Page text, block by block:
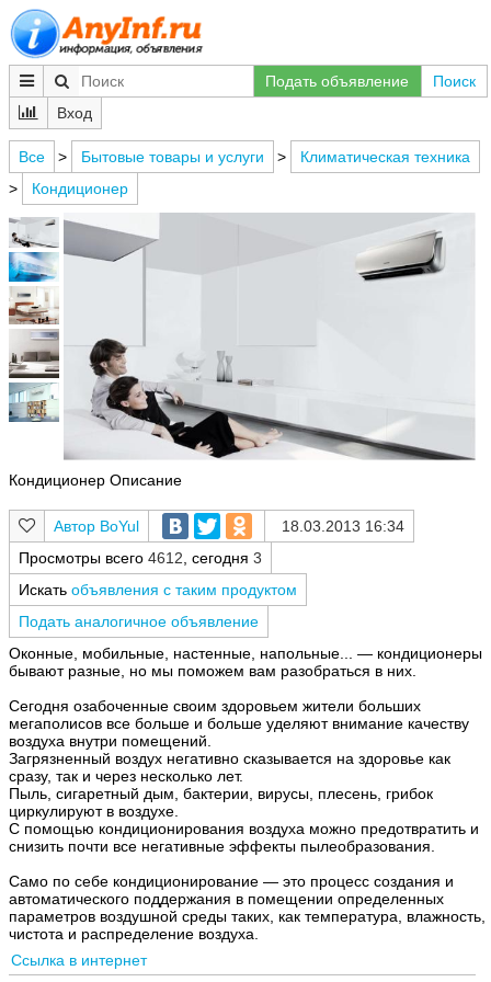
Подать объявление
Поиск
Вход
Все > Бытовые товары и услуги >
Климатическая техника
>
Кондиционер
Кондиционер Описание
BoYul
18.03.2013 16:34
Просмотры всего 4612 , сегодня 3
Искать объявления с таким продуктом
Подать аналогичное объявление
Оконные, мобильные, настенные, напольные... — кондиционеры
бывают разные, но мы поможем вам разобраться в них.
Сегодня озабоченные своим здоровьем жители больших
мегаполисов все больше и больше уделяют внимание качеству
воздуха внутри помещений.
Загрязненный воздух негативно сказывается на здоровье как
сразу, так и через несколько лет.
Пыль, сигаретный дым, бактерии, вирусы, плесень, грибок
циркулируют в воздухе.
С помощью кондиционирования воздуха можно предотвратить и
снизить почти все негативные эффекты пылеобразования.
Само по себе кондиционирование — это процесс создания и
автоматического поддержания в помещении определенных
параметров воздушной среды таких, как температура, влажность,
чистота и распределение воздуха.
Ссылка в интернет